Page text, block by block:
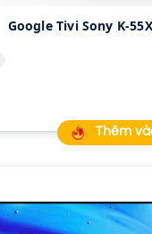
Google Tivi Sony K-
Thêm